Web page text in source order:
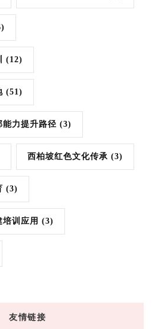
(12)
(51)
能力提升路径 (3)
西柏坡红色文化传承 (3)
(3)
训应用 (3)
友情链接